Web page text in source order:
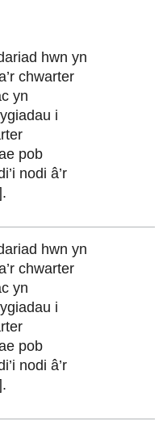
hwn yn
chwarter
yn
i
pob
nodi â’r
hwn yn
chwarter
yn
i
pob
nodi â’r